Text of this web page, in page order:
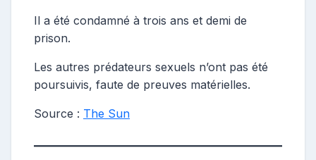
Il a été condamné à trois ans et demi de
prison.
Les autres prédateurs sexuels n’ont pas été
poursuivis, faute de preuves matérielles.
Source : The Sun